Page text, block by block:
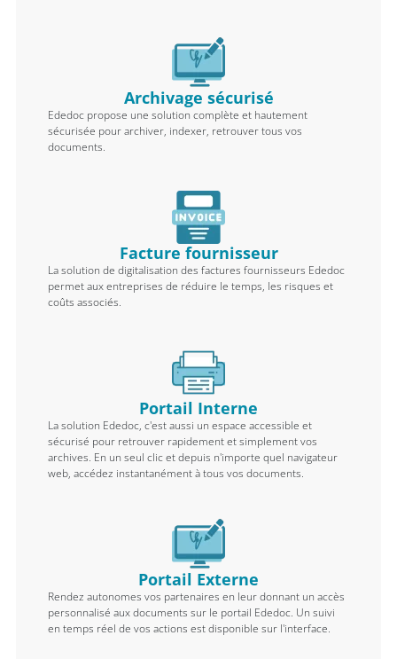
Archivage sécurisé
Ededoc propose une solution complète et hautement
sécurisée pour archiver, indexer, retrouver tous vos
documents.
Facture fournisseur
La solution de digitalisation des factures fournisseurs Ededoc
permet aux entreprises de réduire le temps, les risques et
coûts associés.
Portail Interne
La solution Ededoc, c'est aussi un espace accessible et
sécurisé pour retrouver rapidement et simplement vos
archives. En un seul clic et depuis n'importe quel navigateur
web, accédez instantanément à tous vos documents.
Portail Externe
Rendez autonomes vos partenaires en leur donnant un accès
personnalisé aux documents sur le portail Ededoc. Un suivi
en temps réel de vos actions est disponible sur l'interface.